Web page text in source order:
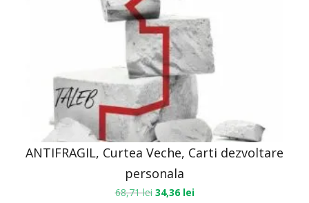
ANTIFRAGIL, Curtea Veche, Carti dezvoltare
personala
68,71lei 34,36 lei